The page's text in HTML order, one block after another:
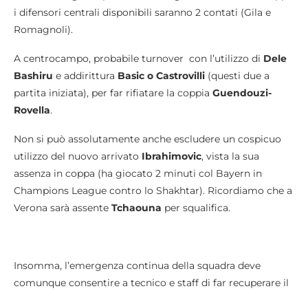
i difensori centrali disponibili saranno 2 contati (Gila e
Romagnoli).
A centrocampo, probabile turnover con l’utilizzo di Dele
Bashiru e addirittura Basic o Castrovilli (questi due a
partita iniziata), per far rifiatare la coppia Guendouzi-
Rovella.
Non si può assolutamente anche escludere un cospicuo
utilizzo del nuovo arrivato Ibrahimovic, vista la sua
assenza in coppa (ha giocato 2 minuti col Bayern in
Champions League contro lo Shakhtar). Ricordiamo che a
Verona sarà assente Tchaouna per squalifica.
Insomma, l’emergenza continua della squadra deve
comunque consentire a tecnico e staff di far recuperare il